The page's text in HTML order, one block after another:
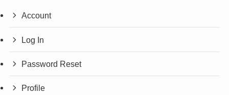
Account
Log In
Password Reset
Profile